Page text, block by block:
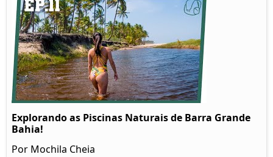
Explorando as Piscinas Naturais de Barra Grande
Bahia!
Por Mochila Cheia